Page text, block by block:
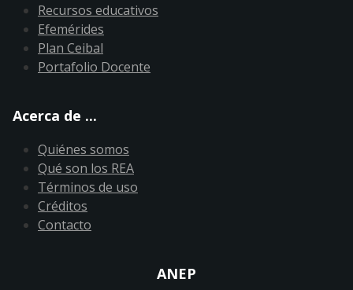
Recursos educativos
Efemérides
Plan Ceibal
Portafolio Docente
Acerca de ...
Quiénes somos
Qué son los REA
Términos de uso
Créditos
Contacto
ANEP